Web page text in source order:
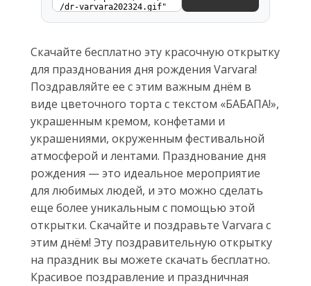
Скачайте бесплатно эту красочную открытку
для празднования дня рождения Varvara!
Поздравляйте ее с этим важным днём в
виде цветочного торта с текстом «БАБАПА!»,
украшенным кремом, конфетами и
украшениями, окруженным фестивальной
атмосферой и лентами. Празднование дня
рождения — это идеальное мероприятие
для любимых людей, и это можно сделать
еще более уникальным с помощью этой
открытки. Скачайте и поздравьте Varvara с
этим днём! Эту поздравительную открытку
на праздник вы можете скачать бесплатно.
Красивое поздравление и праздничная